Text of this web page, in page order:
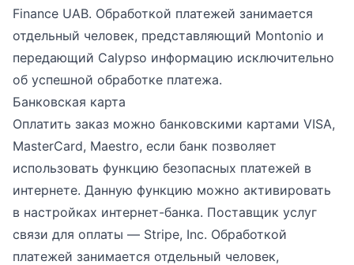
Finance UAB. Обработкой платежей занимается
отдельный человек, представляющий Montonio и
передающий Calypso информацию исключительно
об успешной обработке платежа.
Банковская карта
Оплатить заказ можно банковскими картами VISA,
MasterCard, Maestro, если банк позволяет
использовать функцию безопасных платежей в
интернете. Данную функцию можно активировать
в настройках интернет-банка. Поставщик услуг
связи для оплаты — Stripe, Inc. Обработкой
платежей занимается отдельный человек,